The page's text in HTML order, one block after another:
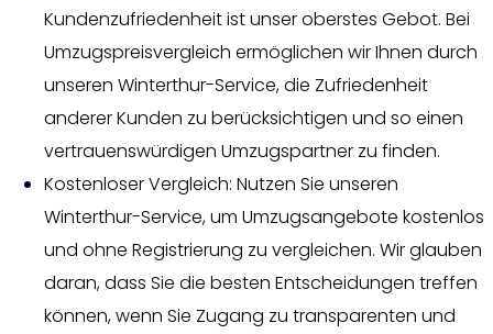
Kundenzufriedenheit ist unser oberstes Gebot. Bei
Umzugspreisvergleich ermöglichen wir Ihnen durch
unseren Winterthur-Service, die Zufriedenheit
anderer Kunden zu berücksichtigen und so einen
vertrauenswürdigen Umzugspartner zu finden.
Kostenloser Vergleich: Nutzen Sie unseren
Winterthur-Service, um Umzugsangebote kostenlos
und ohne Registrierung zu vergleichen. Wir glauben
daran, dass Sie die besten Entscheidungen treffen
können, wenn Sie Zugang zu transparenten und